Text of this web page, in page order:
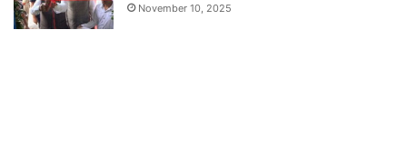
November 10, 2025